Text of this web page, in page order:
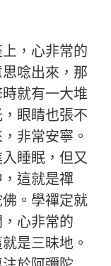
，心非常的
唸出來，那
就有一大堆
眼睛也張不
非常安寧。
睡眠，但又
這就是禪
。學禪定就
心非常的
是三昧地。